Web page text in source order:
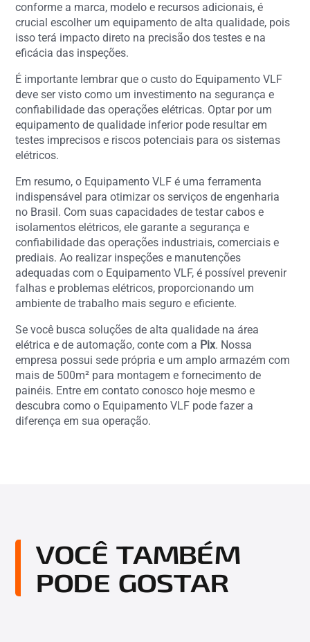
conforme a marca, modelo e recursos adicionais, é
crucial escolher um equipamento de alta qualidade, pois
isso terá impacto direto na precisão dos testes e na
eficácia das inspeções.
É importante lembrar que o custo do Equipamento VLF
deve ser visto como um investimento na segurança e
confiabilidade das operações elétricas. Optar por um
equipamento de qualidade inferior pode resultar em
testes imprecisos e riscos potenciais para os sistemas
elétricos.
Em resumo, o Equipamento VLF é uma ferramenta
indispensável para otimizar os serviços de engenharia
no Brasil. Com suas capacidades de testar cabos e
isolamentos elétricos, ele garante a segurança e
confiabilidade das operações industriais, comerciais e
prediais. Ao realizar inspeções e manutenções
adequadas com o Equipamento VLF, é possível prevenir
falhas e problemas elétricos, proporcionando um
ambiente de trabalho mais seguro e eficiente.
Se você busca soluções de alta qualidade na área
elétrica e de automação, conte com a Pix. Nossa
empresa possui sede própria e um amplo armazém com
mais de 500m² para montagem e fornecimento de
painéis. Entre em contato conosco hoje mesmo e
descubra como o Equipamento VLF pode fazer a
diferença em sua operação.
VOCÊ TAMBÉM
PODE GOSTAR